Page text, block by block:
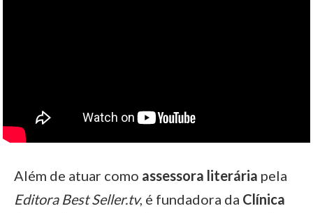
Além de atuar como assessora literária pela
Editora Best Seller.tv, é fundadora da Clínica